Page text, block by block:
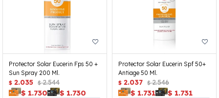
Protector Solar Eucerin Fps 50 +
Sun Spray 200 Ml.
$ 2.035 $ 2.544
$ 1.730 $ 1.730
Protector Solar Eucerin Spf 50+
Antiage 50 Ml.
$ 2.037 $ 2.546
$ 1.731 $ 1.731